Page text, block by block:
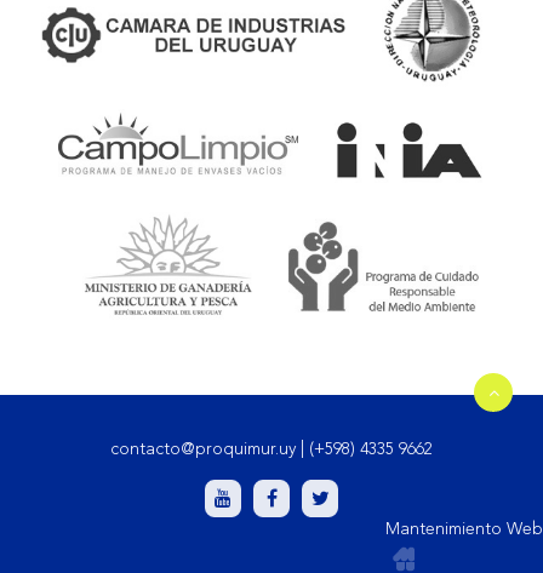
contacto@proquimur.uy (+598) 4335 9662
Mantenimiento Web